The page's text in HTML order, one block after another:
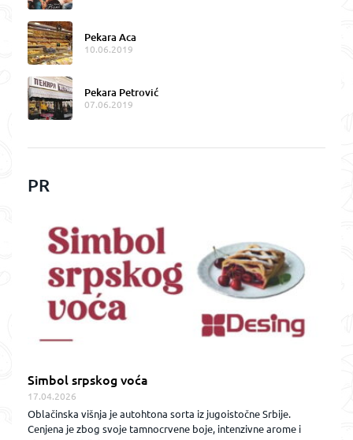
Pekara Aca
10.06.2019
Pekara Petrović
07.06.2019
PR
Simbol srpskog voća
17.04.2026
Oblačinska višnja je autohtona sorta iz jugoistočne Srbije.
Cenjena je zbog svoje tamnocrvene boje, intenzivne arome i